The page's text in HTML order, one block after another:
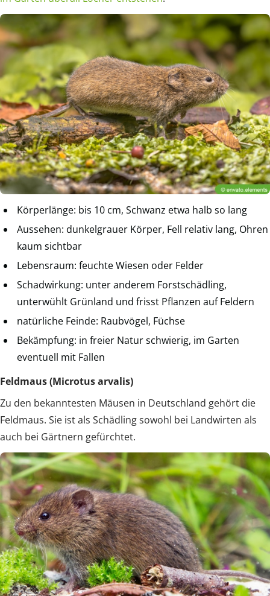
Körperlänge: bis 10 cm, Schwanz etwa halb so lang
Aussehen: dunkelgrauer Körper, Fell relativ lang, Ohren
kaum sichtbar
Lebensraum: feuchte Wiesen oder Felder
Schadwirkung: unter anderem Forstschädling,
unterwühlt Grünland und frisst Pflanzen auf Feldern
natürliche Feinde: Raubvögel, Füchse
Bekämpfung: in freier Natur schwierig, im Garten
eventuell mit Fallen
Feldmaus (Microtus arvalis)
Zu den bekanntesten Mäusen in Deutschland gehört die
Feldmaus. Sie ist als Schädling sowohl bei Landwirten als
auch bei Gärtnern gefürchtet.